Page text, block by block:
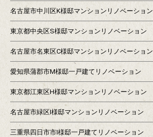
名古屋市中川区K様邸マンションリノベーション
東京都中央区S様邸マンションリノベーション
名古屋市名東区C様邸マンションリノベーション
愛知県蒲郡市M様邸一戸建てリノベーション
東京都江東区H様邸マンションリノベーション
名古屋市緑区I様邸マンションリノベーション
三重県四日市市I様邸一戸建てリノベーション